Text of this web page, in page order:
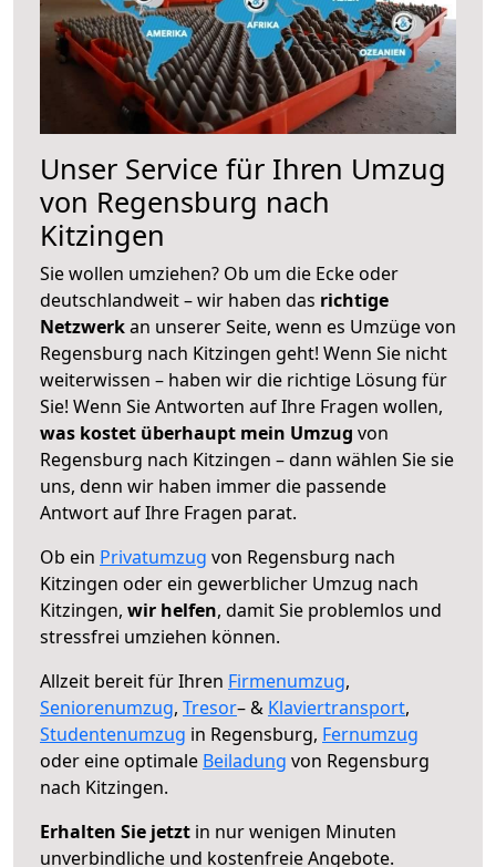
Unser Service für Ihren Umzug
von Regensburg nach
Kitzingen
Sie wollen umziehen? Ob um die Ecke oder
deutschlandweit – wir haben das richtige
Netzwerkan unserer Seite, wenn es Umzüge von
Regensburg nach Kitzingen geht! Wenn Sie nicht
weiterwissen – haben wir die richtige Lösung für
Sie! Wenn Sie Antworten auf Ihre Fragen wollen,
was kostet überhaupt mein Umzug von
Regensburg nach Kitzingen – dann wählen Sie sie
uns, denn wir haben immer die passende
Antwort auf Ihre Fragen parat.
Ob ein Privatumzug von Regensburg nach
Kitzingen oder ein gewerblicher Umzug nach
Kitzingen, wir helfen, damit Sie problemlos und
stressfrei umziehen können.
Allzeit bereit für Ihren Firmenumzug,
Seniorenumzug, Tresor– & Klaviertransport,
Studentenumzug in Regensburg, Fernumzug
oder eine optimale Beiladung von Regensburg
nach Kitzingen.
Erhalten Sie jetzt in nur wenigen Minuten
unverbindliche und kostenfreie Angebote.